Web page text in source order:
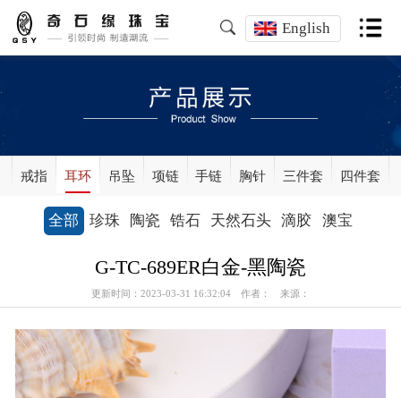
English
戒指 耳环 吊坠 项链 手链 胸针 三件套 四件套
全部 珍珠 陶瓷 锆石 天然石头 滴胶 澳宝
G-TC-689ER白金-黑陶瓷
更新时间：2023-03-31 16:32:04 作者： 来源：